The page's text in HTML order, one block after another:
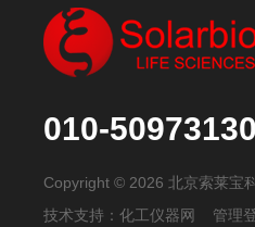
010-50973130
Copyright © 2026 北京索莱宝
技术支持：化工仪器网 管理